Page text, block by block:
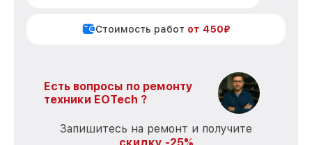
Стоимость работ от 450₽
Есть вопросы по ремонту
техники EOTech ?
Запишитесь на ремонт и получите